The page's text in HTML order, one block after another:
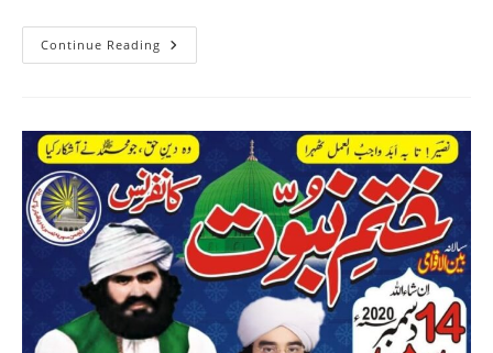
Continue Reading Khatham
E